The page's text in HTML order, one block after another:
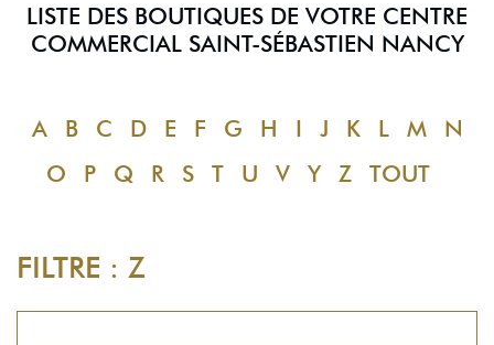
LISTE DES BOUTIQUES DE VOTRE CENTRE
COMMERCIAL SAINT-SÉBASTIEN NANCY
A B C D E F G H I J K L M
N
O
P Q R S T U V Y Z TOUT
FILTRE : Z